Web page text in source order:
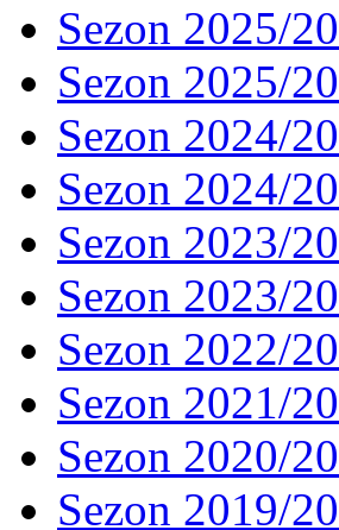
Sezon 2025/
Sezon 2025/
Sezon 2024/
Sezon 2024/
Sezon 2023/
Sezon 2023/
Sezon 2022/
Sezon 2021/
Sezon 2020/
Sezon 2019/